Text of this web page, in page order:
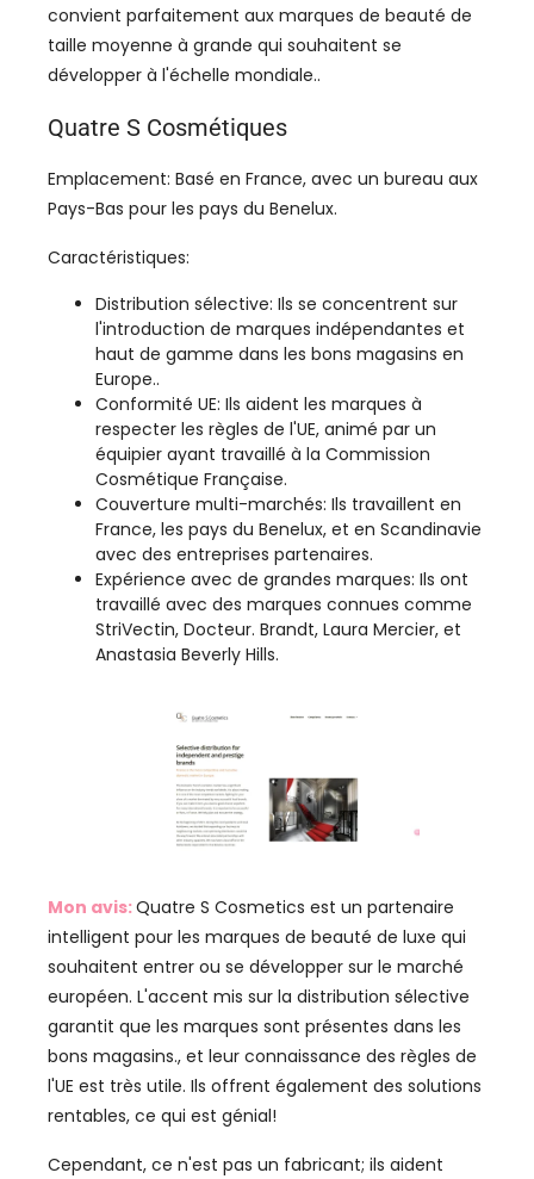
convient parfaitement aux marques de beauté de
taille moyenne à grande qui souhaitent se
développer à l'échelle mondiale..
Quatre S Cosmétiques
Emplacement: Basé en France, avec un bureau aux
Pays-Bas pour les pays du Benelux.
Caractéristiques:
Distribution sélective: Ils se concentrent sur
l'introduction de marques indépendantes et
haut de gamme dans les bons magasins en
Europe..
Conformité UE: Ils aident les marques à
respecter les règles de l'UE, animé par un
équipier ayant travaillé à la Commission
Cosmétique Française.
Couverture multi-marchés: Ils travaillent en
France, les pays du Benelux, et en Scandinavie
avec des entreprises partenaires.
Expérience avec de grandes marques: Ils ont
travaillé avec des marques connues comme
StriVectin, Docteur. Brandt, Laura Mercier, et
Anastasia Beverly Hills.
Mon avis:Quatre S Cosmetics est un partenaire
intelligent pour les marques de beauté de luxe qui
souhaitent entrer ou se développer sur le marché
européen. L'accent mis sur la distribution sélective
garantit que les marques sont présentes dans les
bons magasins., et leur connaissance des règles de
l'UE est très utile. Ils offrent également des solutions
rentables, ce qui est génial!
Cependant, ce n'est pas un fabricant; ils aident